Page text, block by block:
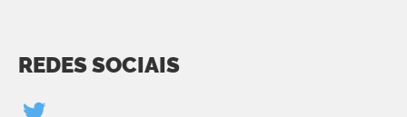
REDES SOCIAIS